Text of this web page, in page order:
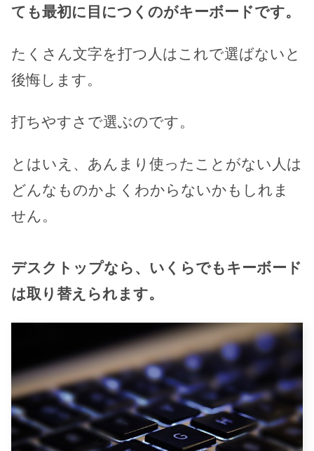
ても最初に目につくのがキーボードです。
たくさん文字を打つ人はこれで選ばないと
後悔します。
打ちやすさで選ぶのです。
とはいえ、あんまり使ったことがない人は
どんなものかよくわからないかもしれま
せん。
デスクトップなら、いくらでもキーボード
は取り替えられます。